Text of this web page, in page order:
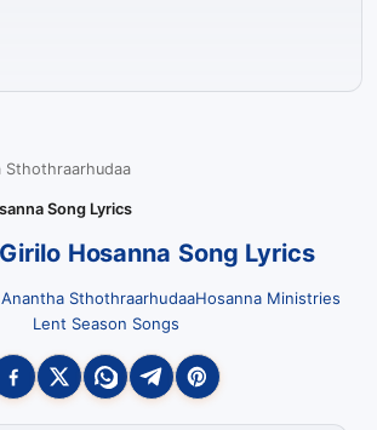
Sthothraarhudaa
Song Lyrics
Hosanna Song Lyrics
SthothraarhudaaHosanna Ministries
Lent Season Songs